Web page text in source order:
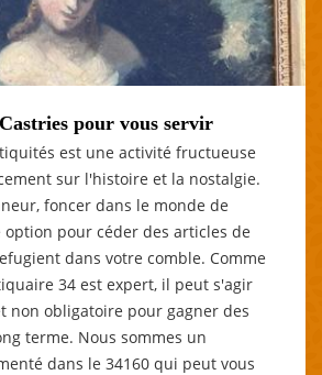
pour vous servir
est une activité fructueuse
sur l'histoire et la nostalgie.
foncer dans le monde de
option pour céder des articles de
dans votre comble. Comme
34 est expert, il peut s'agir
non obligatoire pour gagner des
terme. Nous sommes un
dans le 34160 qui peut vous